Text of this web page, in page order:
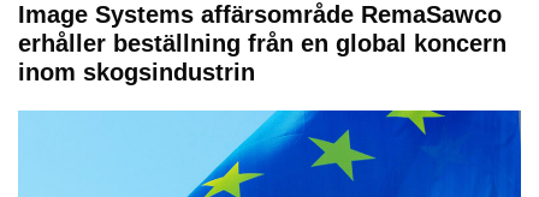
Image Systems affärsområde RemaSawco
erhåller beställning från en global koncern
inom skogsindustrin